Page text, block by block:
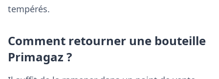
tempérés.
Comment retourner une bouteille
Primagaz ?